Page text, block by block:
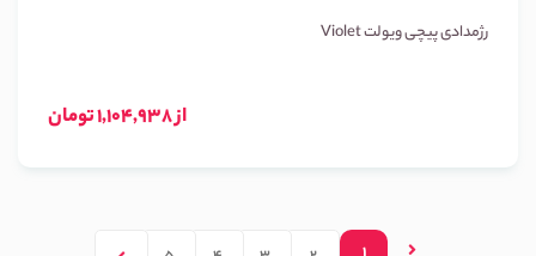
رژمدادی پیچی ویولت Violet
از 1,104,938 تومان